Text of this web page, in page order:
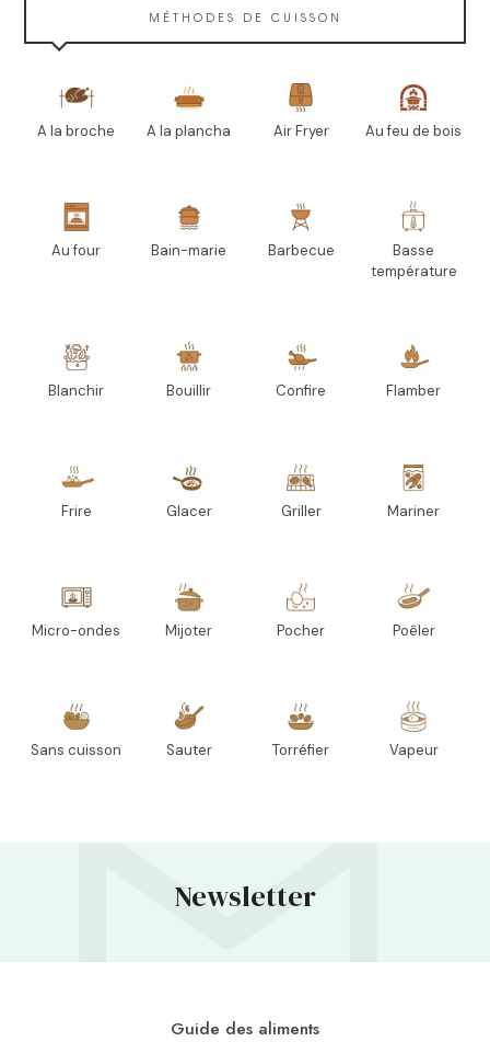
MÉTHODES DE CUISSON
A la broche A la plancha Air Fryer Au feu de bois
Au four Bain-marie Barbecue
Basse
température
Blanchir Bouillir Confire Flamber
Frire Glacer Griller Mariner
Micro-ondes Mijoter Pocher Poêler
Sans cuisson Sauter Torréfier Vapeur
Newsletter
Guide des aliments